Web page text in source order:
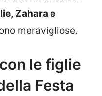
Zahara e
meravigliose.
le figlie
Festa